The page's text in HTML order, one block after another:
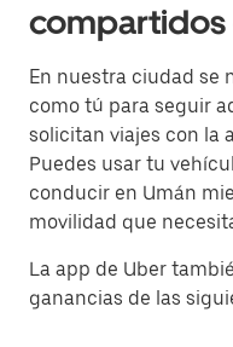
compartidos
En nuestra ciudad se
como tú para seguir
solicitan viajes con la
Puedes usar tu
conducir en Umán
movilidad que
La app de Uber
ganancias de las